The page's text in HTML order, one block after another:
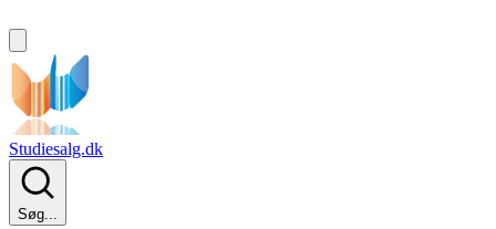
Studiesalg.dk
Søg...